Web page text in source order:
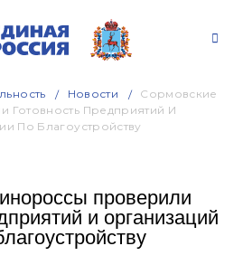
Новости
Сормовские
Готовность Предприятий И
По Благоустройству
проверили
и организаций